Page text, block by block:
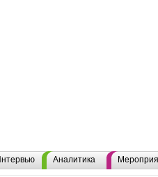
Аналитика